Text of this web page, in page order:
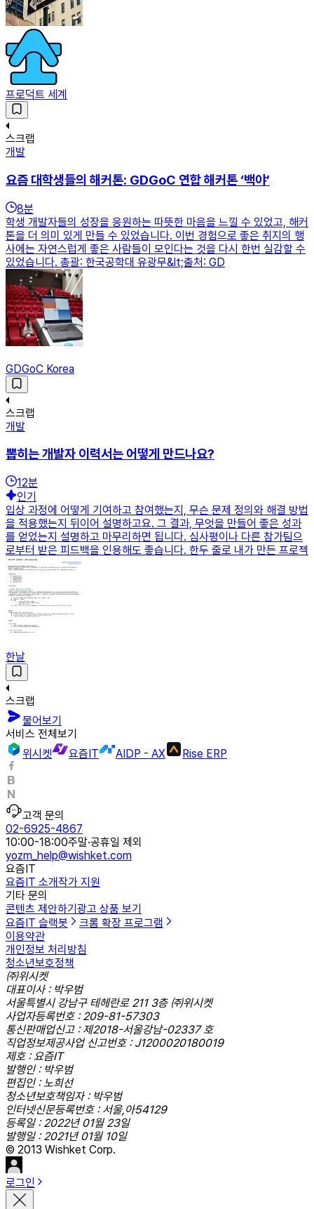
프로덕트 세계
스크랩
개발
요즘 대학생들의 해커톤: GDGoC 연합 해커톤 ‘백야’
8분
학생 개발자들의 성장을 응원하는 따뜻한 마음을 느낄 수 있었고, 해커
톤을 더 의미 있게 만들 수 있었습니다. 이번 경험으로 좋은 취지의 행
사에는 자연스럽게 좋은 사람들이 모인다는 것을 다시 한번 실감할 수
있었습니다. 총괄: 한국공학대 유광무&lt;출처: GD
GDGoC Korea
스크랩
개발
뽑히는 개발자 이력서는 어떻게 만드나요?
12분
인기
입상 과정에 어떻게 기여하고 참여했는지, 무슨 문제 정의와 해결 방법
을 적용했는지 뒤이어 설명하고요. 그 결과, 무엇을 만들어 좋은 성과
를 얻었는지 설명하고 마무리하면 됩니다. 심사평이나 다른 참가팀으
로부터 받은 피드백을 인용해도 좋습니다. 한두 줄로 내가 만든 프로젝
한날
스크랩
물어보기
서비스 전체보기
위시켓
요즘IT AIDP - AX Rise ERP
고객 문의
02-6925-4867
10:00-18:00주말·공휴일 제외
yozm_help@wishket.com
요즘IT
요즘IT 소개작가 지원
기타 문의
콘텐츠 제안하기 광고 상품 보기
요즘IT 슬랙봇
크롬 확장 프로그램
이용약관
개인정보 처리방침
청소년보호정책
㈜위시켓
대표이사 : 박우범
서울특별시 강남구 테헤란로 211 3층 ㈜위시켓
사업자등록번호 : 209-81-57303
통신판매업신고 : 제2018-서울강남-02337 호
직업정보제공사업 신고번호 : J1200020180019
제호 : 요즘IT
발행인 : 박우범
편집인 : 노희선
청소년보호책임자 : 박우범
인터넷신문등록번호 : 서울,아54129
등록일 : 2022년 01월 23일
발행일 : 2021년 01월 10일
© 2013 Wishket Corp.
로그인